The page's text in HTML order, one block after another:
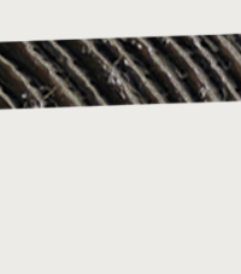
Franco
Daverio